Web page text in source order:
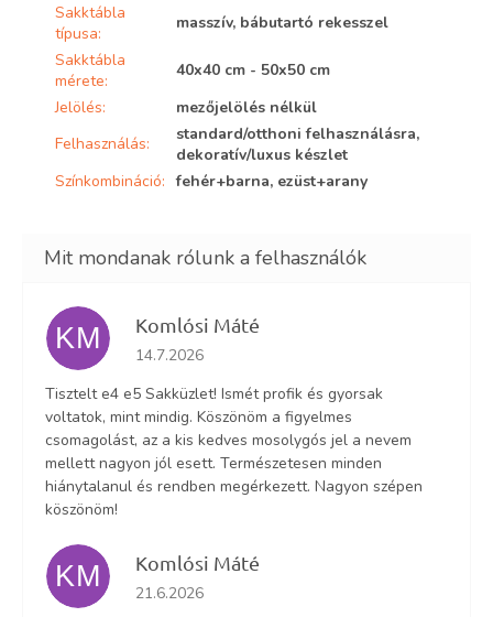
Sakktábla
típusa:
masszív, bábutartó rekesszel
Sakktábla
mérete:
40x40 cm - 50x50 cm
Jelölés:
mezőjelölés nélkül
Felhasználás:
standard/otthoni felhasználásra,
dekoratív/luxus készlet
Színkombináció: fehér+barna, ezüst+arany
KM Komlósi Máté
Az áruház értékelése 5-ből 5 csillag.
14.7.2026
Tisztelt e4 e5 Sakküzlet! Ismét profik és gyorsak
voltatok, mint mindig. Köszönöm a figyelmes
csomagolást, az a kis kedves mosolygós jel a nevem
mellett nagyon jól esett. Természetesen minden
hiánytalanul és rendben megérkezett. Nagyon szépen
köszönöm!
KM Komlósi Máté
Az áruház értékelése 5-ből 5 csillag.
21.6.2026